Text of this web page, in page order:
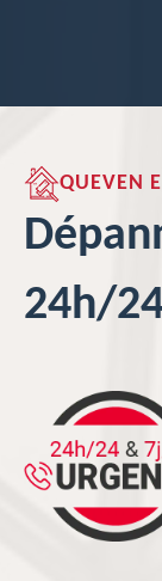
QUEVEN
24h/